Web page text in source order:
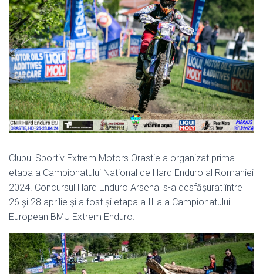
Clubul Sportiv Extrem Motors Orastie a organizat prima
etapa a Campionatului National de Hard Enduro al Romaniei
2024. Concursul Hard Enduro Arsenal s-a desfășurat între
26 și 28 aprilie și a fost și etapa a II-a a Campionatului
European BMU Extrem Enduro.